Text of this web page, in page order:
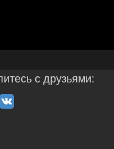
с друзьями: